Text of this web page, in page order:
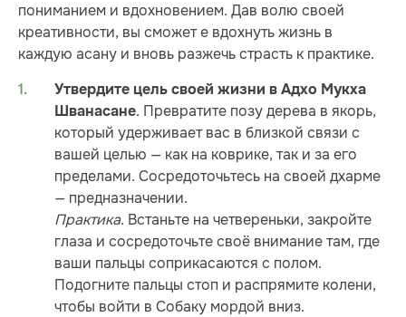
пониманием и вдохновением. Дав волю своей
креативности, вы сможет е вдохнуть жизнь в
каждую асану и вновь разжечь страсть к практике.
Утвердите цель своей жизни в Адхо Мукха
Шванасане. Превратите позу дерева в якорь,
который удерживает вас в близкой связи с
вашей целью — как на коврике, так и за его
пределами. Сосредоточьтесь на своей дхарме
— предназначении.
Практика. Встаньте на четвереньки, закройте
глаза и сосредоточьте своё внимание там, где
ваши пальцы соприкасаются с полом.
Подогните пальцы стоп и распрямите колени,
чтобы войти в Собаку мордой вниз.